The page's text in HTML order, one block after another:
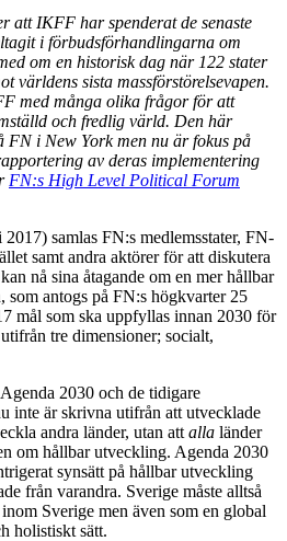
att IKFF har spenderat de senaste
i förbudsförhandlingarna om
om en historisk dag när 122 stater
världens sista massförstörelsevapen.
med många olika frågor för att
och fredlig värld. Den här
i New York men nu är fokus på
av deras implementering
FN:s High Level Political Forum
samlas FN:s medlemsstater, FN-
samt andra aktörer för att diskutera
nå sina åtagande om en mer hållbar
som antogs på FN:s högkvarter 25
mål som ska uppfyllas innan 2030 för
tre dimensioner; socialt,
2030 och de tidigare
inte är skrivna utifrån att utvecklade
andra länder, utan att alla länder
om hållbar utveckling. Agenda 2030
synsätt på hållbar utveckling
från varandra. Sverige måste alltså
Sverige men även som en global
holistiskt sätt.